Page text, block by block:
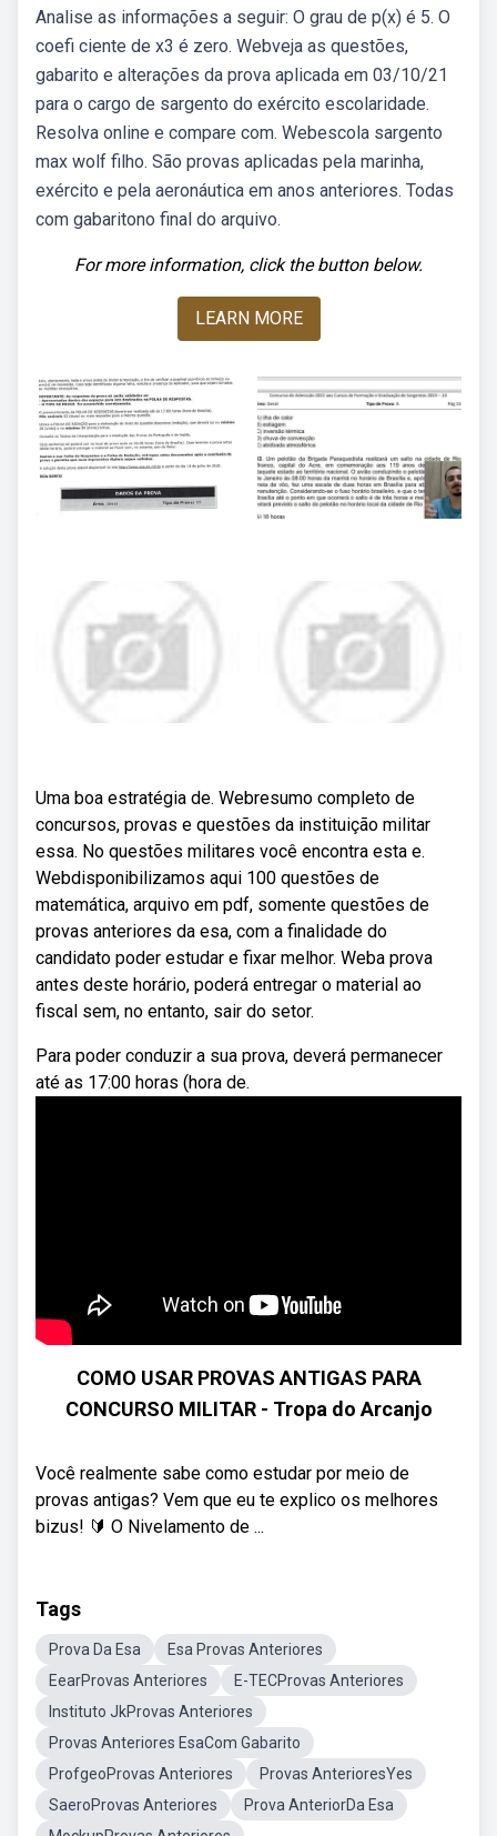
Analise as informações a seguir: O grau de p(x) é 5. O
coefi ciente de x3 é zero. Webveja as questões,
gabarito e alterações da prova aplicada em 03/10/21
para o cargo de sargento do exército escolaridade.
Resolva online e compare com. Webescola sargento
max wolf filho. São provas aplicadas pela marinha,
exército e pela aeronáutica em anos anteriores. Todas
com gabaritono final do arquivo.
For more information, click the button below.
LEARN MORE
Uma boa estratégia de. Webresumo completo de
concursos, provas e questões da instituição militar
essa. No questões militares você encontra esta e.
Webdisponibilizamos aqui 100 questões de
matemática, arquivo em pdf, somente questões de
provas anteriores da esa, com a finalidade do
candidato poder estudar e fixar melhor. Weba prova
antes deste horário, poderá entregar o material ao
fiscal sem, no entanto, sair do setor.
Para poder conduzir a sua prova, deverá permanecer
até as 17:00 horas (hora de.
COMO USAR PROVAS ANTIGAS PARA
CONCURSO MILITAR - Tropa do Arcanjo
Você realmente sabe como estudar por meio de
provas antigas? Vem que eu te explico os melhores
bizus! 🔰 O Nivelamento de ...
Tags
Prova Da Esa
Esa Provas Anteriores
EearProvas Anteriores
E-TECProvas Anteriores
Instituto JkProvas Anteriores
Provas Anteriores EsaCom Gabarito
ProfgeoProvas Anteriores
Provas AnterioresYes
SaeroProvas Anteriores
Prova AnteriorDa Esa